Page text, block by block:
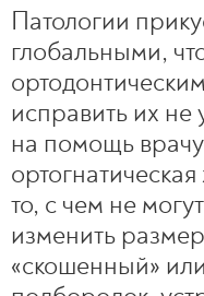
Патологии
глобальными,
исправить их не
на помощь
то, с чем не
изменить
«скошенный»